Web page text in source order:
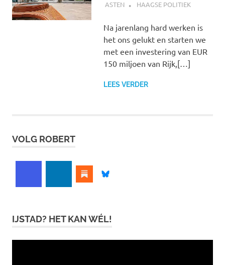
ASTEN
HAAGSE POLITIEK
Na jarenlang hard werken is
het ons gelukt en starten we
met een investering van EUR
150 miljoen van Rijk,[…]
LEES VERDER
VOLG ROBERT
IJSTAD? HET KAN WÉL!